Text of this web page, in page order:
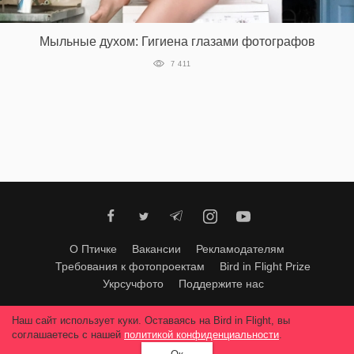
Мыльные духом: Гигиена глазами фотографов
7 411
О Птичке Вакансии
Рекламодателям
Требования к фотопроектам
Bird in Flight Prize
Укрсучфото
Поддержите нас
Любое использование материалов допускается только с согласия
редакции.© 2026, Bird In Flight.
Все права защищены.
Наш сайт использует куки. Оставаясь на Bird in Flight, вы
соглашаетесь с нашей политикой конфиденциальности.